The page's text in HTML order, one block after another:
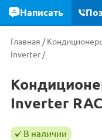
Главная /
Inverter /
Inverter
В наличии
Написать